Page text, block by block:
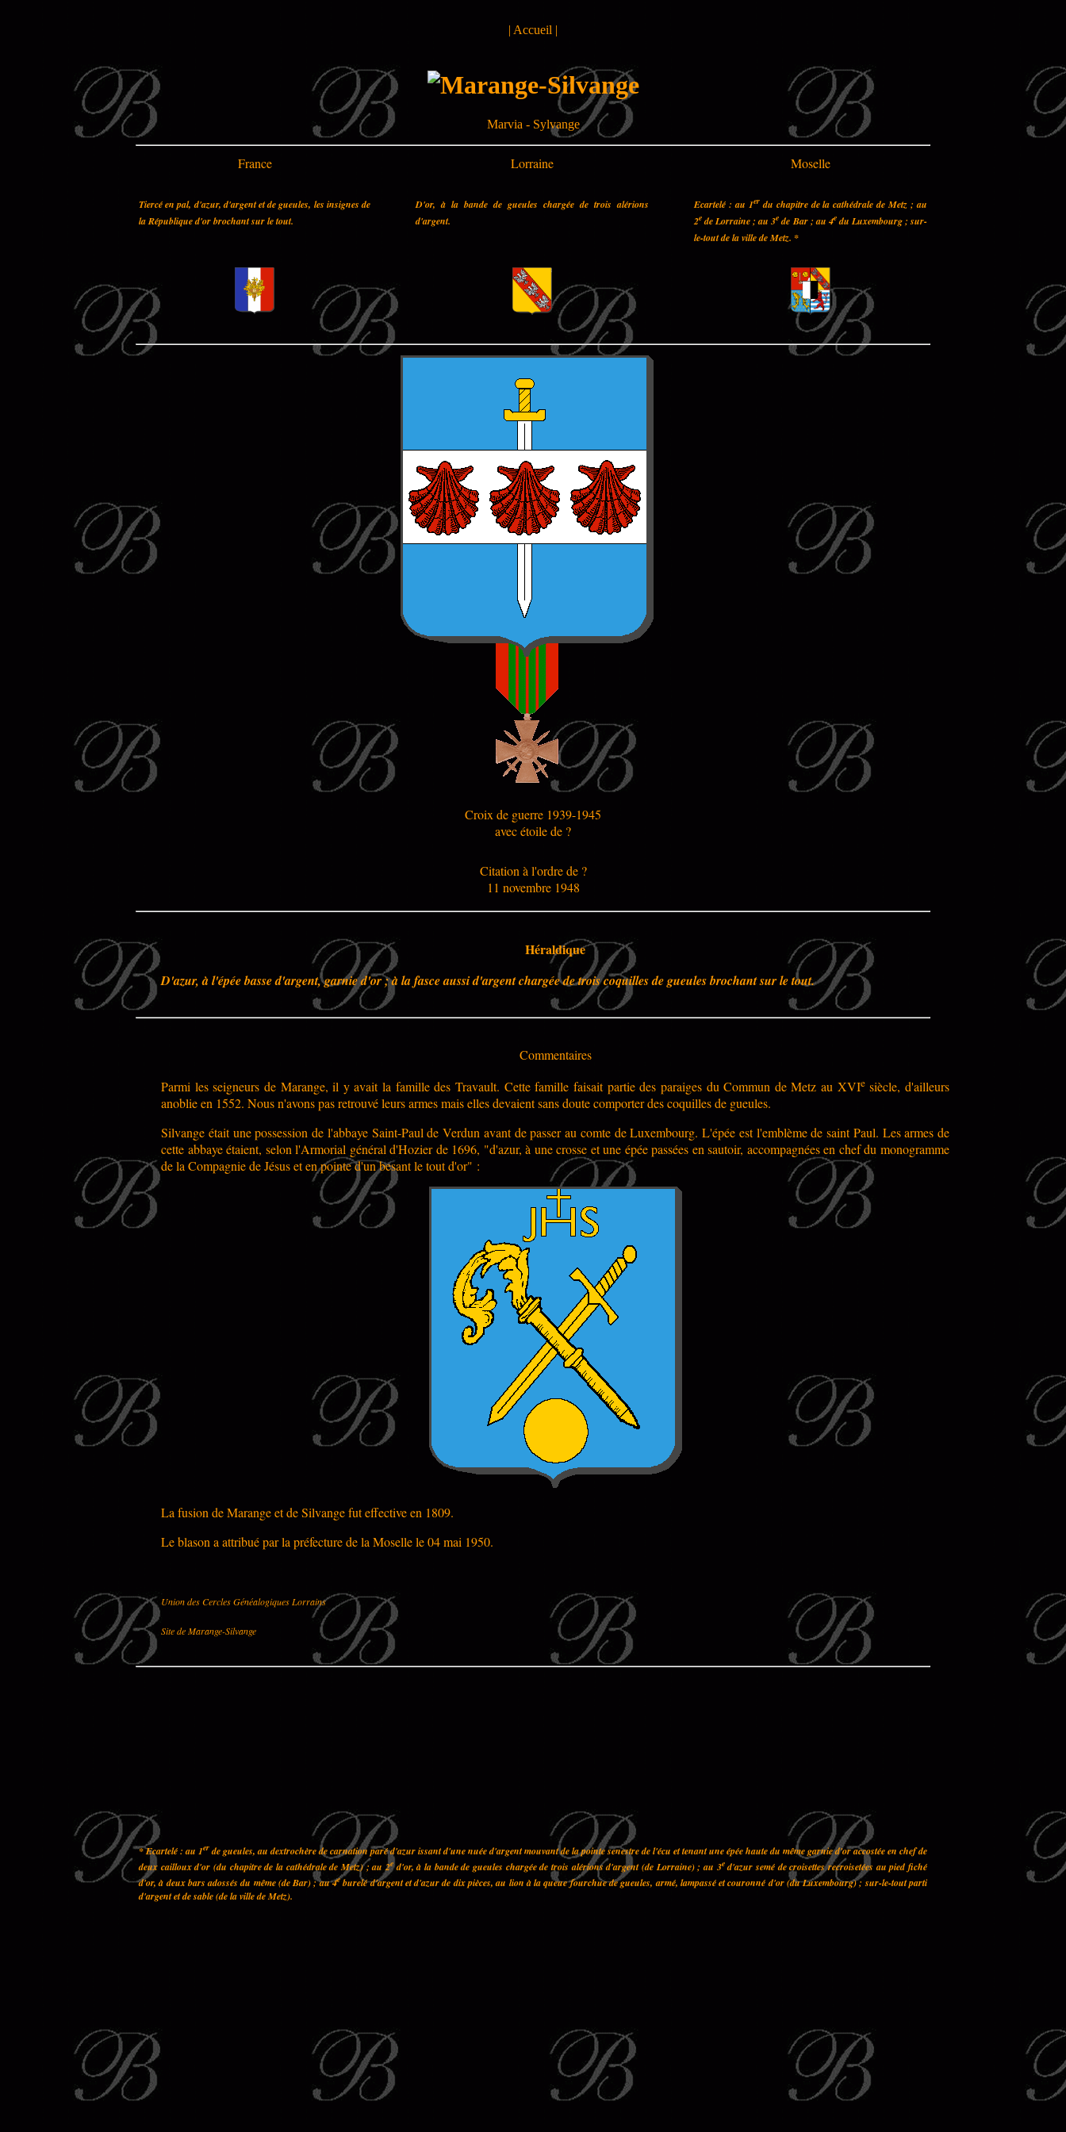
| Accueil |
Marvia - Sylvange
France Lorraine Moselle
Tiercé en pal, d'azur, d'argent et de gueules, les insignes de
la République d'or brochant sur le tout.
D'or, à la bande de gueules chargée de trois alérions
d'argent.
Ecartelé : au 1erdu chapitre de la cathédrale de Metz ; au
2ede Lorraine ; au 3ede Bar ; au 4edu Luxembourg ; sur-
le-tout de la ville de Metz. *
Croix de guerre 1939-1945
avec étoile de ?
Citation à l'ordre de ?
11 novembre 1948
Héraldique
D'azur, à l'épée basse d'argent, garnie d'or ; à la fasce aussi d'argent chargée de trois coquilles de gueules brochant sur le tout.
Commentaires
Parmi les seigneurs de Marange, il y avait la famille des Travault. Cette famille faisait partie des paraiges du Commun de Metz au XVIesiècle, d'ailleurs
anoblie en 1552. Nous n'avons pas retrouvé leurs armes mais elles devaient sans doute comporter des coquilles de gueules.
Silvange était une possession de l'abbaye Saint-Paul de Verdun avant de passer au comte de Luxembourg. L'épée est l'emblème de saint Paul. Les armes de
cette abbaye étaient, selon l'Armorial général d'Hozier de 1696, "d'azur, à une crosse et une épée passées en sautoir, accompagnées en chef du monogramme
de la Compagnie de Jésus et en pointe d'un besant le tout d'or" :
La fusion de Marange et de Silvange fut effective en 1809.
Le blason a attribué par la préfecture de la Moselle le 04 mai 1950.
Union des Cercles Généalogiques Lorrains
Site de Marange-Silvange
* Ecartelé : au 1erde gueules, au dextrochère de carnation paré d'azur issant d'une nuée d'argent mouvant de la pointe senestre de l'écu et tenant une épée haute du même garnie d'or accostée en chef de
deux cailloux d'or (du chapitre de la cathédrale de Metz) ; au 2ed'or, à la bande de gueules chargée de trois alérions d'argent (de Lorraine) ; au 3ed'azur semé de croisettes recroisetées au pied fiché
d'or, à deux bars adossés du même (de Bar) ; au 4eburelé d'argent et d'azur de dix pièces, au lion à la queue fourchue de gueules, armé, lampassé et couronné d'or (du Luxembourg) ; sur-le-tout parti
d'argent et de sable (de la ville de Metz).